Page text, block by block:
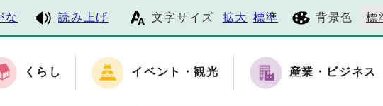
な 読み上げ 文字サイズ 拡大 標準 背景色 標
くらし イベント・観光 産業・ビジネス